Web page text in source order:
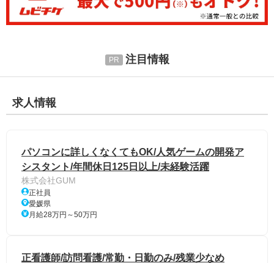
注目情報
求人情報
パソコンに詳しくなくてもOK/人気ゲームの開発ア
シスタント/年間休日125日以上/未経験活躍
株式会社GUM
正社員
愛媛県
月給28万円～50万円
正看護師/訪問看護/常勤・日勤のみ/残業少なめ